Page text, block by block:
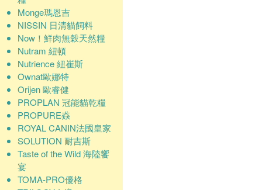
Monge瑪恩吉
NISSIN 日清貓飼料
Now！鮮肉無穀天然糧
Nutram 紐頓
Nutrience 紐崔斯
Ownat歐娜特
Orijen 歐睿健
PROPLAN 冠能貓乾糧
PROPURE猋
ROYAL CANIN法國皇家
SOLUTION 耐吉斯
Taste of the Wild 海陸饗
宴
TOMA-PRO優格